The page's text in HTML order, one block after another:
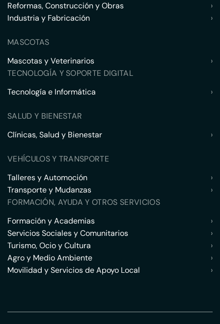
Reformas, Construcción y Obras
›
Industria y Fabricación
›
MASCOTAS
Mascotas y Veterinarios
›
TECNOLOGÍA Y SOPORTE DIGITAL
Tecnología e Informática
›
SALUD Y BIENESTAR
Clínicas, Salud y Bienestar
›
VEHÍCULOS Y TRANSPORTE
Talleres y Automoción
›
Transporte y Mudanzas
›
FORMACIÓN, AYUDA Y OTROS SERVICIOS
Formación y Academias
›
Servicios Sociales y Comunitarios
›
Turismo, Ocio y Cultura
›
Agro y Medio Ambiente
›
Movilidad y Servicios de Apoyo Local
›